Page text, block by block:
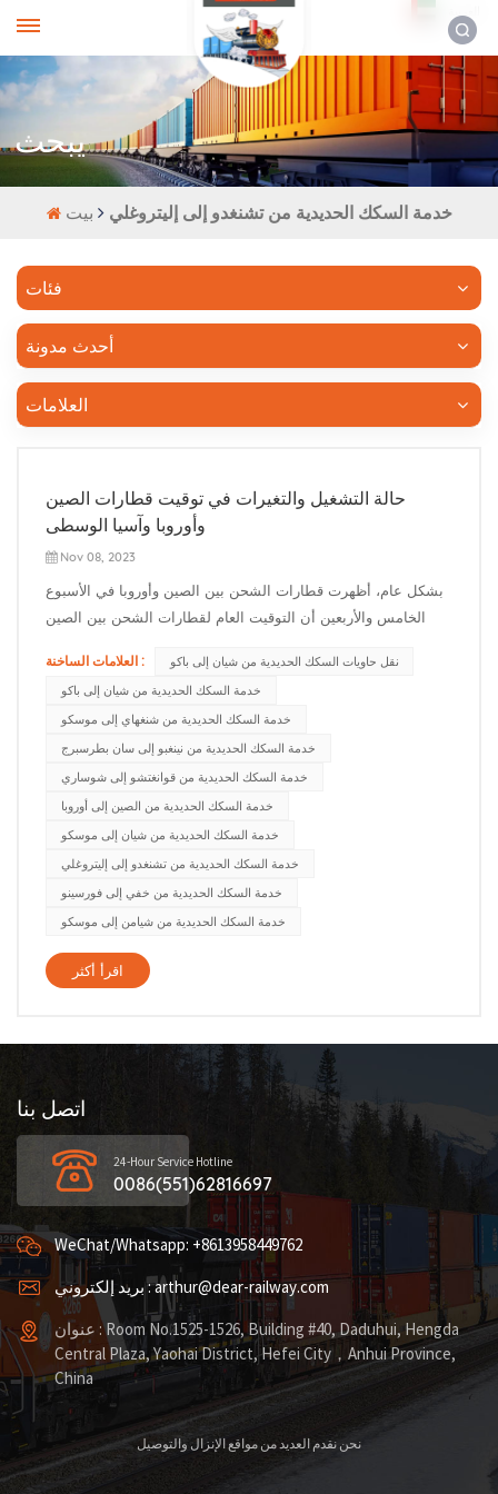
يبحث
خدمة السكك الحديدية من تشنغدو إلى إليتروغلي
فئات
أحدث مدونة
العلامات
حالة التشغيل والتغيرات في توقيت قطارات الصين
وأوروبا وآسيا الوسطى
Nov 08, 2023
بشكل عام، أظهرت قطارات الشحن بين الصين وأوروبا في الأسبوع
الخامس والأربعين أن التوقيت العام لقطارات الشحن بين الصين
الاتجاه الأوروبي، يمكن لقطارات الشحن المشحونة من المحطات
المحلية أن تصل إلى مارا، بولندا في 12-15 يومًا، ثم تنتقل إلى
معظم...
العلامات الساخنة :
نقل حاويات السكك الحديدية من شيان إلى باكو
خدمة السكك الحديدية من شيان إلى باكو
خدمة السكك الحديدية من شنغهاي إلى موسكو
خدمة السكك الحديدية من نينغبو إلى سان بطرسبرج
خدمة السكك الحديدية من قوانغتشو إلى شوساري
خدمة السكك الحديدية من الصين إلى أوروبا
خدمة السكك الحديدية من شيان إلى موسكو
خدمة السكك الحديدية من تشنغدو إلى إليتروغلي
خدمة السكك الحديدية من خفي إلى فورسينو
خدمة السكك الحديدية من شيامن إلى موسكو
اقرأ أكثر
اتصل بنا
24-Hour Service Hotline
0086(551)62816697
WeChat/Whatsapp: +8613958449762
بريد إلكتروني : arthur@dear-railway.com
عنوان : Room No.1525-1526, Building #40, Daduhui, Hengda
Central Plaza, Yaohai District, Hefei City，Anhui Province,
China
نحن نقدم العديد من مواقع الإنزال والتوصيل